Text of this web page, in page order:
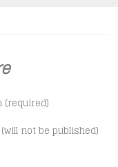
(required)
not be published)